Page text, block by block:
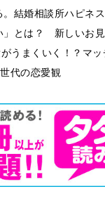
。結婚相談所ハピネ
」とは？ 新しいお
うまくいく！？マ
代の恋愛観